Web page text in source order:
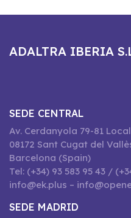
ADALTRA IBERIA
SEDE CENTRAL
Av. Cerdanyola 79-81
08172 Sant Cugat del
Barcelona (Spain)
Tel: (+34) 93 583 95 43 /
info@ek.plus –
SEDE MADRID